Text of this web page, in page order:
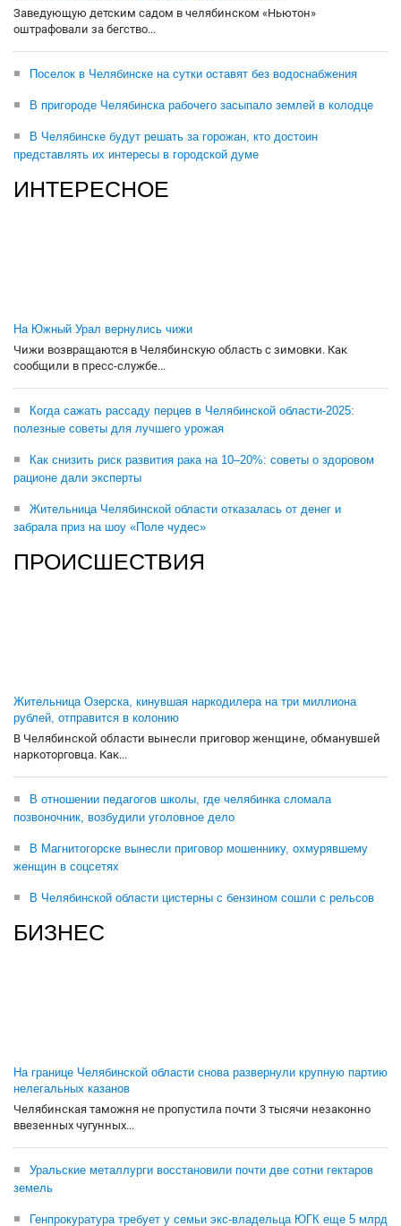
Заведующую детским садом в челябинском «Ньютон»
оштрафовали за бегство...
Поселок в Челябинске на сутки оставят без водоснабжения
В пригороде Челябинска рабочего засыпало землей в колодце
В Челябинске будут решать за горожан, кто достоин
представлять их интересы в городской думе
ИНТЕРЕСНОЕ
На Южный Урал вернулись чижи
Чижи возвращаются в Челябинскую область с зимовки. Как
сообщили в пресс-службе...
Когда сажать рассаду перцев в Челябинской области-2025:
полезные советы для лучшего урожая
Как снизить риск развития рака на 10–20%: советы о здоровом
рационе дали эксперты
Жительница Челябинской области отказалась от денег и
забрала приз на шоу «Поле чудес»
ПРОИСШЕСТВИЯ
Жительница Озерска, кинувшая наркодилера на три миллиона
рублей, отправится в колонию
В Челябинской области вынесли приговор женщине, обманувшей
наркоторговца. Как...
В отношении педагогов школы, где челябинка сломала
позвоночник, возбудили уголовное дело
В Магнитогорске вынесли приговор мошеннику, охмурявшему
женщин в соцсетях
В Челябинской области цистерны с бензином сошли с рельсов
БИЗНЕС
На границе Челябинской области снова развернули крупную партию
нелегальных казанов
Челябинская таможня не пропустила почти 3 тысячи незаконно
ввезенных чугунных...
Уральские металлурги восстановили почти две сотни гектаров
земель
Генпрокуратура требует у семьи экс-владельца ЮГК еще 5 млрд